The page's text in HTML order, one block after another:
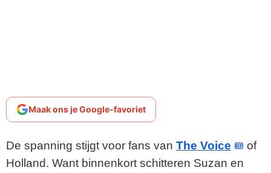
Maak ons je Google-favoriet
De spanning stijgt voor fans van The Voice
of
Holland. Want binnenkort schitteren Suzan en